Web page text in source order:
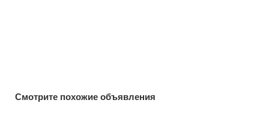
Смотрите похожие объявления